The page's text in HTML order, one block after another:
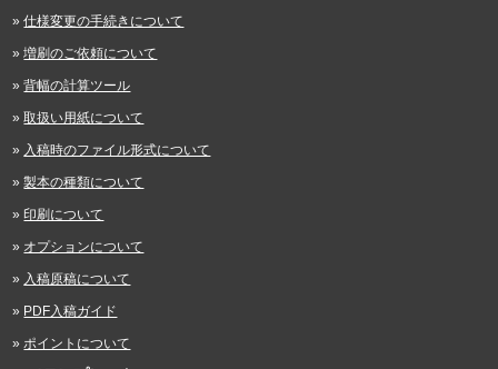
仕様変更の手続きについて
増刷のご依頼について
背幅の計算ツール
取扱い用紙について
入稿時のファイル形式について
製本の種類について
印刷について
オプションについて
入稿原稿について
PDF入稿ガイド
ポイントについて